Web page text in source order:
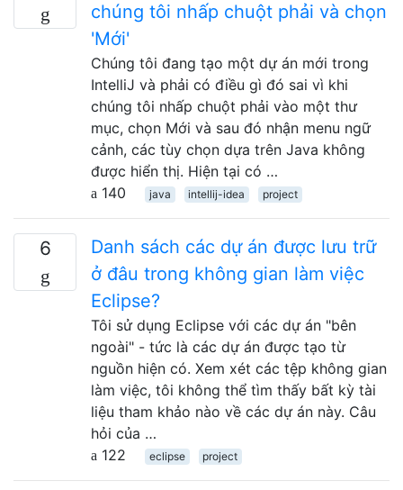
chúng tôi nhấp chuột phải và chọn
'Mới'
Chúng tôi đang tạo một dự án mới trong
IntelliJ và phải có điều gì đó sai vì khi
chúng tôi nhấp chuột phải vào một thư
mục, chọn Mới và sau đó nhận menu ngữ
cảnh, các tùy chọn dựa trên Java không
được hiển thị. Hiện tại có …
140
java intellij-idea project
6
Danh sách các dự án được lưu trữ
ở đâu trong không gian làm việc
Eclipse?
Tôi sử dụng Eclipse với các dự án "bên
ngoài" - tức là các dự án được tạo từ
nguồn hiện có. Xem xét các tệp không gian
làm việc, tôi không thể tìm thấy bất kỳ tài
liệu tham khảo nào về các dự án này. Câu
hỏi của …
122
eclipse project